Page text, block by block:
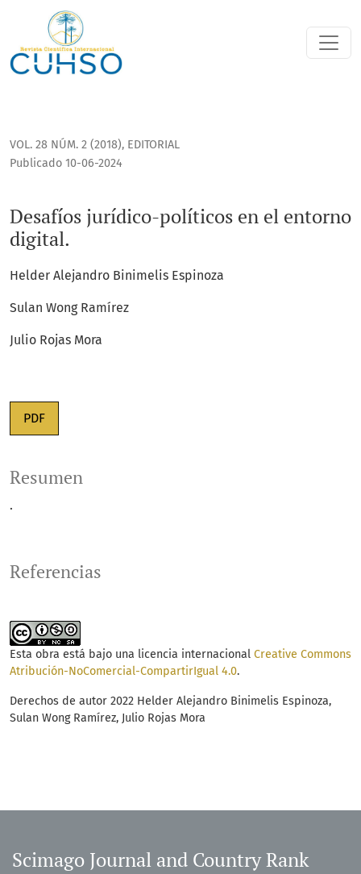
Desafíos jurídico-políticos en el entorno digital.
VOL. 28 NÚM. 2 (2018), EDITORIAL
Desafíos jurídico-políticos en el entorno
digital.
Publicado 10-06-2024
Helder Alejandro Binimelis Espinoza
Sulan Wong Ramírez
Julio Rojas Mora
PDF
Resumen
.
Referencias
Esta obra está bajo una licencia internacional Creative Commons
Atribución-NoComercial-CompartirIgual 4.0.
Derechos de autor 2022 Helder Alejandro Binimelis Espinoza,
Sulan Wong Ramírez, Julio Rojas Mora
Scimago Journal and Country Rank